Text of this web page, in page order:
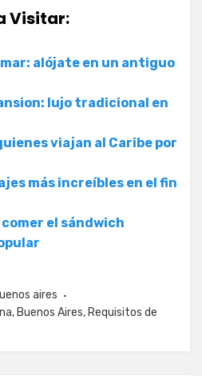
Visitar:
alójate en un antiguo
lujo tradicional en
viajan al Caribe por
más increíbles en el fin
el sándwich
aires
, Buenos Aires, Requisitos de